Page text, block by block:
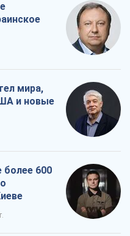
мира,
и новые
более 600